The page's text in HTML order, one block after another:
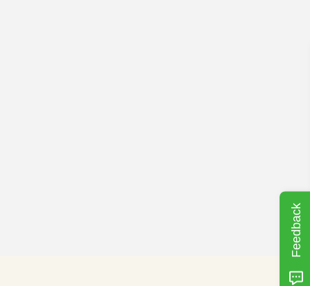
Feedback